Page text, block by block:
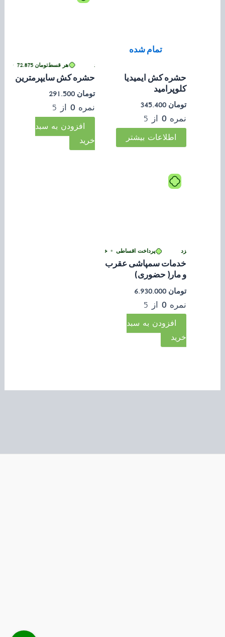
تمام شده
حشره کش ایمیدیا
کلوپرامید
تومان 345.400
نمره0 از 5
اطلاعات بیشتر
هر قسطتومان72.875
•
حشره کش سایپرمترین
تومان 291.500
نمره0 از 5
افزودن به سبد
خرید
پرداخت اقساطی • خرید قسطی با ترب‌پی بدون کارمزد بدون کارمزد
خدمات سمپاشی عقرب
و مار( حضوری)
تومان 6.930.000
نمره0 از 5
افزودن به سبد
خرید